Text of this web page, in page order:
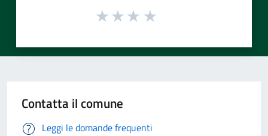
Contatta il comune
Leggi le domande frequenti